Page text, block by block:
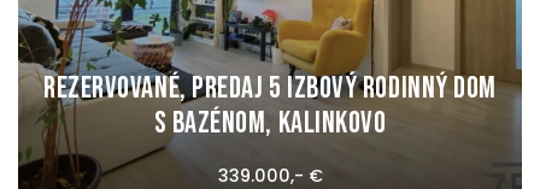
REZERVOVANÉ, Predaj 5 izbový rodinný dom
s bazénom, Kalinkovo
339.000,- €